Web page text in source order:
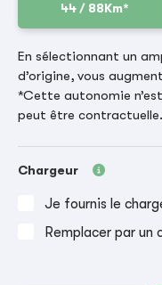
44 / 88Km*
En sélectionnant un
d’origine, vous
*Cette autonomie
peut être contractuelle.
Chargeur
Je fournis le
Remplacer par un